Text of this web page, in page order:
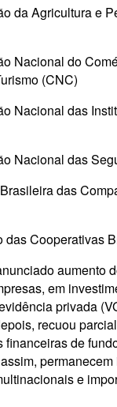
da Agricultura e
Nacional do
(CNC)
Nacional das
Nacional das
das
das Cooperativas
aumento
em
privada
recuou
financeiras de
e